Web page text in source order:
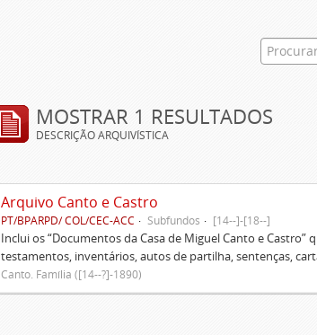
MOSTRAR 1 RESULTADOS
DESCRIÇÃO ARQUIVÍSTICA
Arquivo Canto e Castro
PT/BPARPD/ COL/CEC-ACC Subfundos [14--]-[18--]
Inclui os “Documentos da Casa de Miguel Canto e
testamentos, inventários, autos de partilha, sentenças,
Canto. Família ([14--?]-1890)